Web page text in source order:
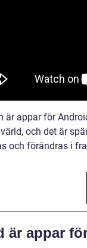
är appar för
och det är
och förändras i
är appar